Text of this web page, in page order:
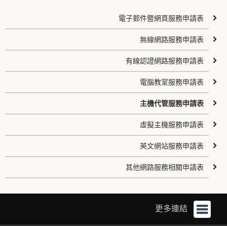
電子郵件暨網頁服務申請表
無線網路服務申請表
有線認證網路服務申請表
電腦教室服務申請表
主機代管服務申請表
虛擬主機服務申請表
英文網站服務申請表
其他網路服務相關申請表
更多連結